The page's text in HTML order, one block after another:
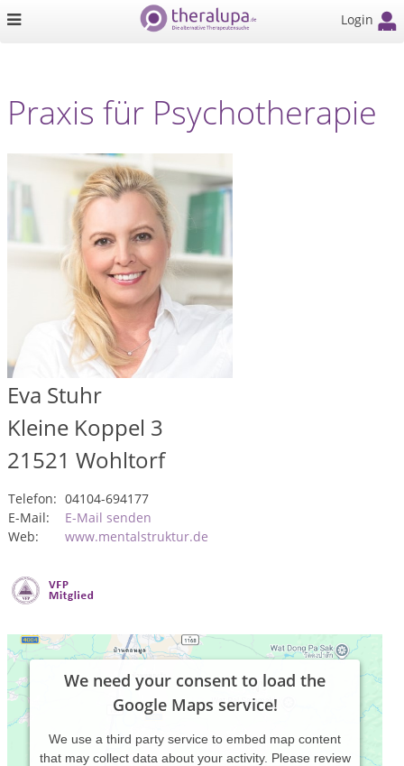
Login
Praxis für Psychotherapie
Eva Stuhr
Kleine Koppel 3
21521 Wohltorf
Telefon: 04104-694177
E-Mail:
E-Mail senden
Web:
www.mentalstruktur.de
We need your consent to load the
Google Maps service!
We use a third party service to embed map content
that may collect data about your activity. Please review